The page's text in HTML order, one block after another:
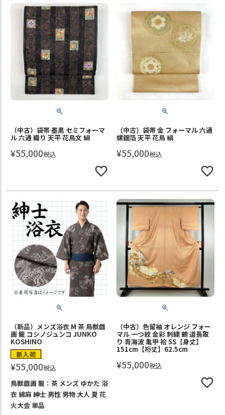
（中古）袋帯 墨黒 セミフォーマ
ル 六通 織り 天平 花鳥文 絹
¥55,000税込
（中古）袋帯 金 フォーマル 六通
螺鈿箔 天平 花鳥 絹
¥55,000税込
（新品）メンズ浴衣 M 茶 鳥獣戯
画 龍 コシノジュンコ JUNKO
KOSHINO
新入荷
¥55,000税込
鳥獣戯画 龍：茶 メンズ ゆかた 浴
衣 綿麻 紳士 男性 男物 大人 夏 花
火大会 単品
（中古）色留袖 オレンジ フォー
マル 一つ紋 金彩 刺繍 鶴 道長取
り 青海波 亀甲 袷 SS【身丈】
151cm【裄丈】62.5cm
¥55,000税込